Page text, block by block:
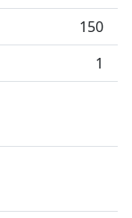
150
1